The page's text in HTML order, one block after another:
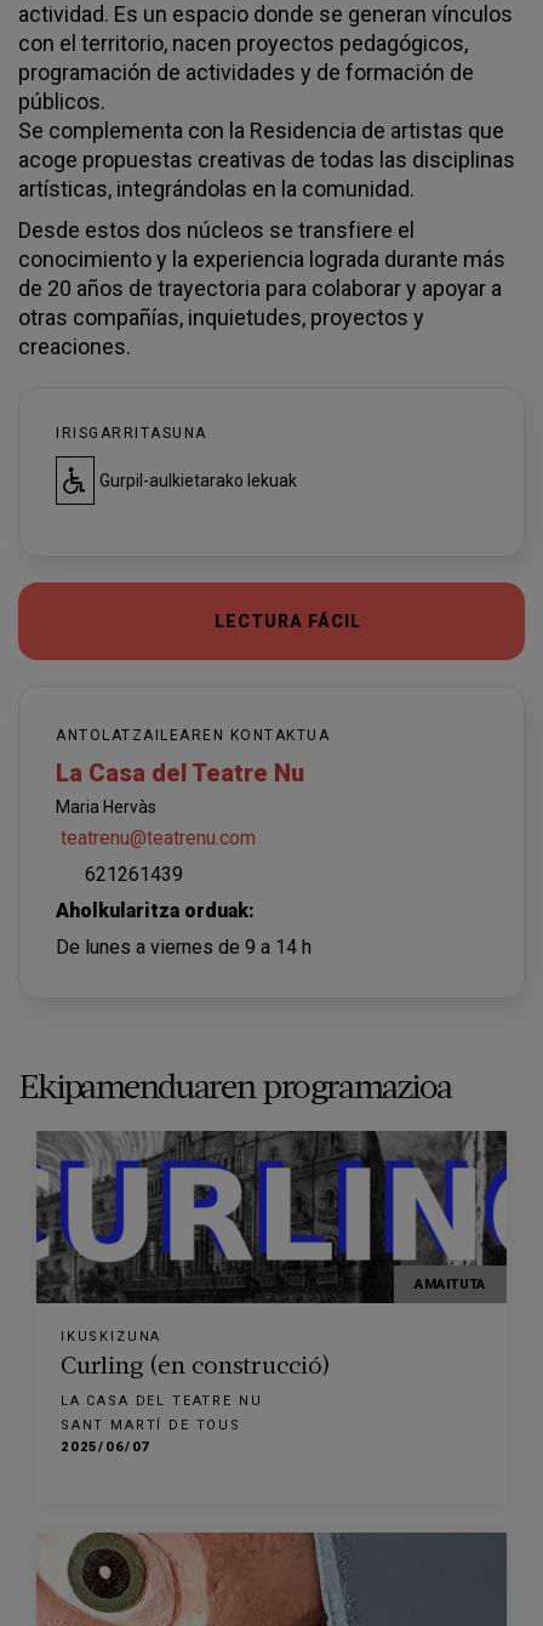
actividad. Es un espacio donde se generan vínculos
con el territorio, nacen proyectos pedagógicos,
programación de actividades y de formación de
públicos.
Se complementa con la Residencia de artistas que
acoge propuestas creativas de todas las disciplinas
artísticas, integrándolas en la comunidad.
Desde estos dos núcleos se transfiere el
conocimiento y la experiencia lograda durante más
de 20 años de trayectoria para colaborar y apoyar a
otras compañías, inquietudes, proyectos y
creaciones.
IRISGARRITASUNA
Gurpil-aulkietarako lekuak
LECTURA FÁCIL
ANTOLATZAILEAREN KONTAKTUA
La Casa del Teatre Nu
Maria Hervàs
teatrenu@teatrenu.com
621261439
Aholkularitza orduak:
De lunes a viernes de 9 a 14 h
Ekipamenduaren programazioa
AMAITUTA
IKUSKIZUNA
Curling (en construcció)
LA CASA DEL TEATRE NU
SANT MARTÍ DE TOUS
2025/06/07